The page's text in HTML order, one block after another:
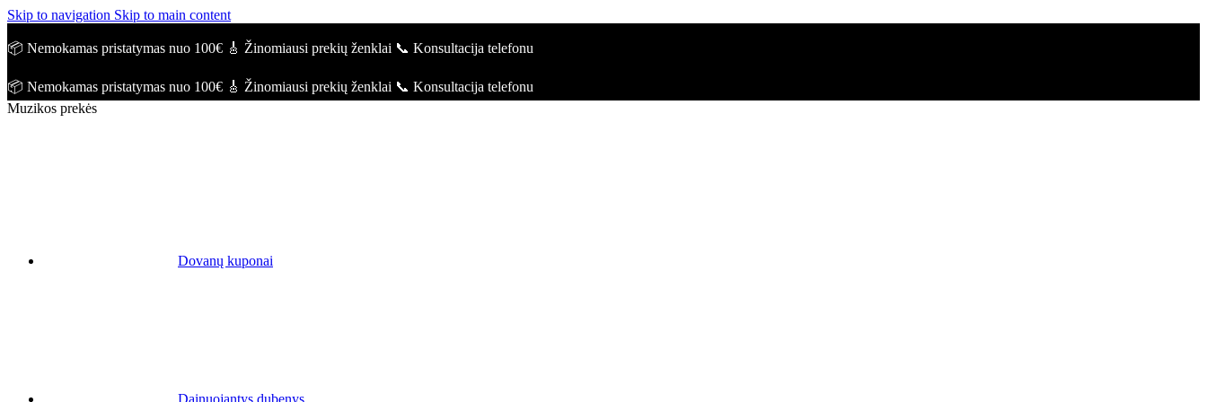
Skip to navigation Skip to main content
📦 Nemokamas pristatymas nuo 100€ 🎸 Žinomiausi prekių ženklai 📞 Konsultacija telefonu
📦 Nemokamas pristatymas nuo 100€ 🎸 Žinomiausi prekių ženklai 📞 Konsultacija telefonu
Muzikos prekės
Dovanų kuponai
Dainuojantys dubenys